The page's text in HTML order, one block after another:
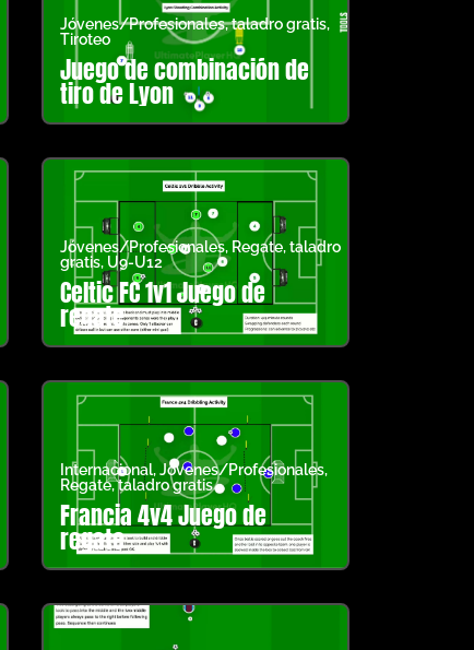
Jóvenes/Profesionales,taladro gratis,
Tiroteo
Juego de combinación de
tiro de Lyon
Jóvenes/Profesionales, Regate,taladro
gratis, U9-U12
Celtic FC 1v1 Juego de
regate
Internacional,Jóvenes/Profesionales,
Regate,taladro gratis
Francia 4v4 Juego de
regate